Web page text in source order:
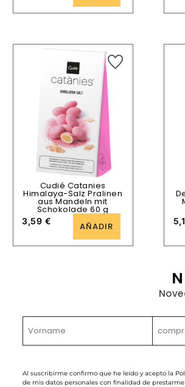
Cudié Catanies
Himalaya-Salz Pralinen
aus Mandeln mit
Schokolade 60 g
3,59 € AÑADIR
Al suscribirme confirmo que he leído y acepto la
de mis datos personales con finalidad de